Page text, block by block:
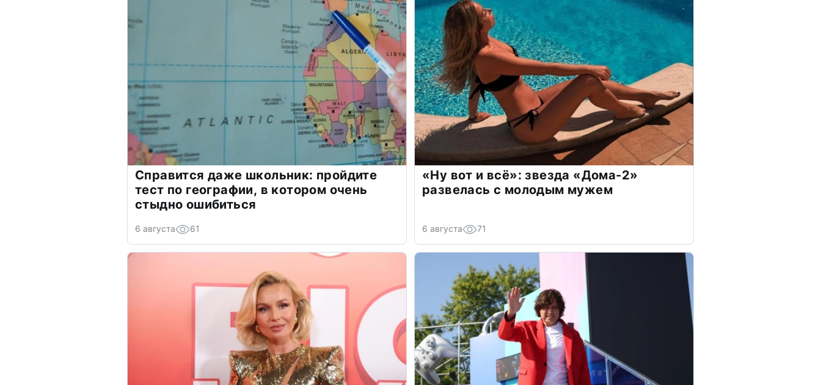
Справится даже школьник: пройдите
тест по географии, в котором очень
стыдно ошибиться
6 августа 61
«Ну вот и всё»: звезда «Дома-2»
развелась с молодым мужем
6 августа 71